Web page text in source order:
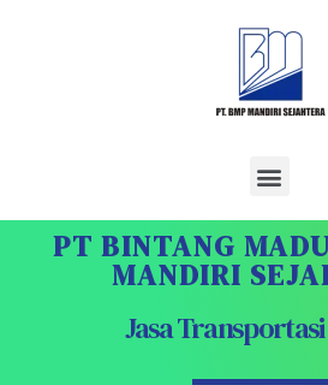
PT BINTANG
MANDIRI
Jasa